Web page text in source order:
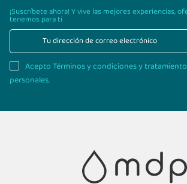
¡Suscríbete ahora! Y vive las mejores experiencias,
tenemos para ti
Acepto Términos y condiciones y
personales.